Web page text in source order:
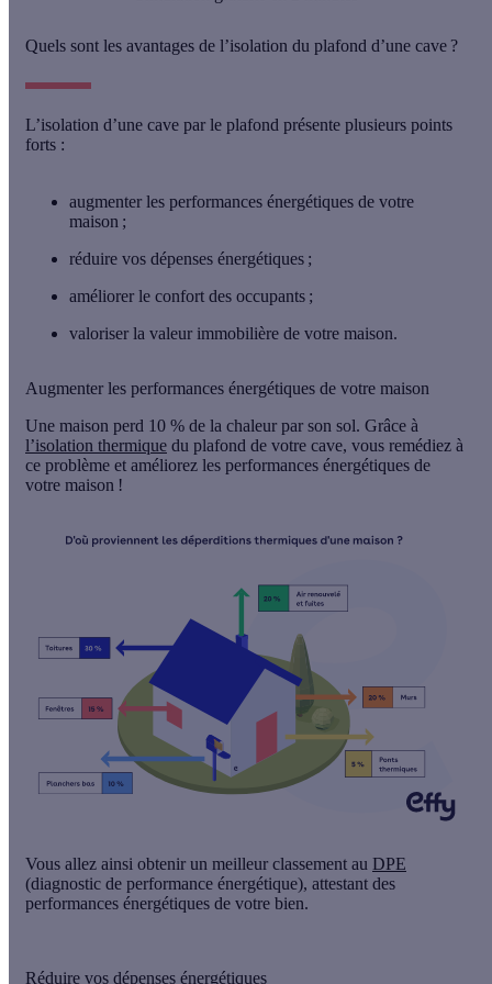
Quels sont les avantages de l’isolation du plafond d’une cave ?
L’isolation d’une cave par le plafond présente plusieurs points
forts :
augmenter les performances énergétiques de votre
maison ;
réduire vos dépenses énergétiques ;
améliorer le confort des occupants ;
valoriser la valeur immobilière de votre maison.
Augmenter les performances énergétiques de votre maison
Une maison perd 10 % de la chaleur par son sol. Grâce à
l’isolation thermique du plafond de votre cave, vous remédiez à
ce problème et améliorez les performances énergétiques de
votre maison !
Vous allez ainsi obtenir un meilleur classement au DPE
(diagnostic de performance énergétique), attestant des
performances énergétiques de votre bien.
Réduire vos dépenses énergétiques